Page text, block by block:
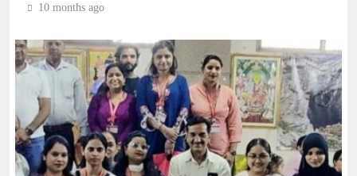
10 months ago